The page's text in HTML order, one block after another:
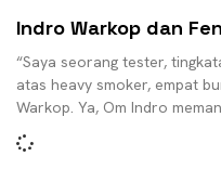
Indro Warkop dan
“Saya seorang tester,
atas heavy smoker, empat
Warkop. Ya, Om Indro
pernah